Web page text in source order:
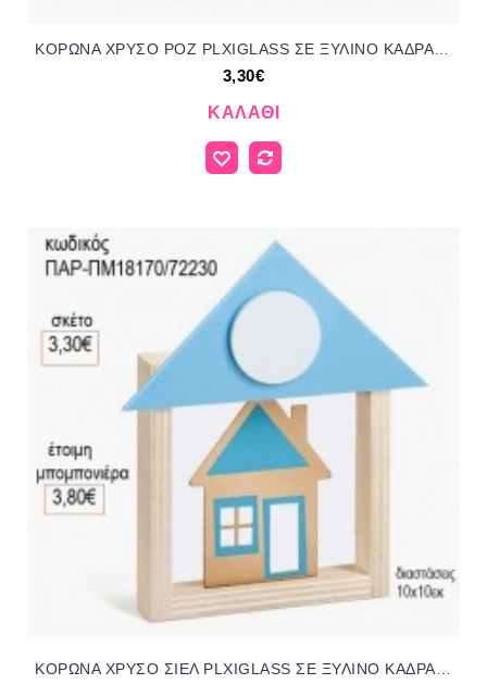
ΚΟΡΩΝΑ ΧΡΥΣΟ ΡΟΖ PLXIGLASS ΣΕ ΞΥΛΙΝΟ ΚΑΔΡΑΚΙ ΣΠΙΤΑΚΙ για μπομπονιέρες γούρι δώρο ΠΑΡ-ΠΜ18171/72230 3.30€!!!
3,30€
ΚΑΛΆΘΙ
ΚΟΡΩΝΑ ΧΡΥΣΟ ΣΙΕΛ PLXIGLASS ΣΕ ΞΥΛΙΝΟ ΚΑΔΡΑΚΙ ΣΠΙΤΑΚΙ για μπομπονιέρες γούρι δώρο ΠΑΡ-ΠΜ18170/72230 3.30€!!!